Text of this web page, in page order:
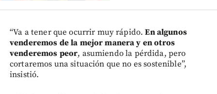
“Va a tener que ocurrir muy rápido.En algunos
venderemos de la mejor manera y en otros
venderemos peor, asumiendo la pérdida, pero
cortaremos una situación que no es sostenible”,
insistió.